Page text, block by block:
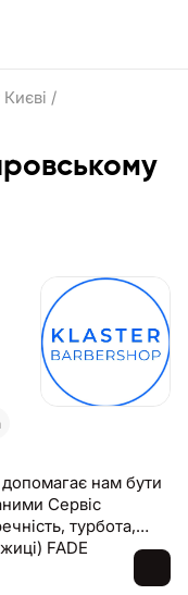
/
нам бути
Сервіс
Леоніда
FADE